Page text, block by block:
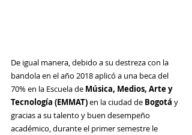
De igual manera, debido a su destreza con la
bandola en el año 2018 aplicó a una beca del
70% en la Escuela de Música, Medios, Arte y
Tecnología (EMMAT) en la ciudad de Bogotá y
gracias a su talento y buen desempeño
académico, durante el primer semestre le